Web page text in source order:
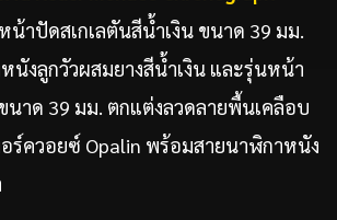
น้าปัดสเกเลตันสีน้ำเงิน ขนาด 39 มม.
นังลูกวัวผสมยางสีน้ำเงิน และรุ่นหน้า
นาด 39 มม. ตกแต่งลวดลายพื้นเคลือบ
อร์ควอยซ์ Opalin พร้อมสายนาฬิกาหนัง